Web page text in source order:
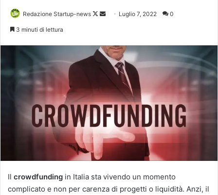
Redazione Startup-news
Follow
Invia Luglio 7, 2022 0
3 minuti di lettura
Il crowdfunding in Italia sta vivendo un momento
complicato e non per carenza di progetti o liquidità. Anzi, il